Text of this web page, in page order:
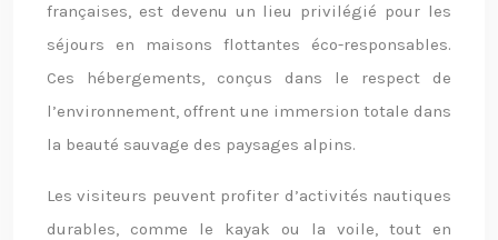
françaises, est devenu un lieu privilégié pour les
séjours en maisons flottantes éco-responsables.
Ces hébergements, conçus dans le respect de
l’environnement, offrent une immersion totale dans
la beauté sauvage des paysages alpins.
Les visiteurs peuvent profiter d’activités nautiques
durables, comme le kayak ou la voile, tout en